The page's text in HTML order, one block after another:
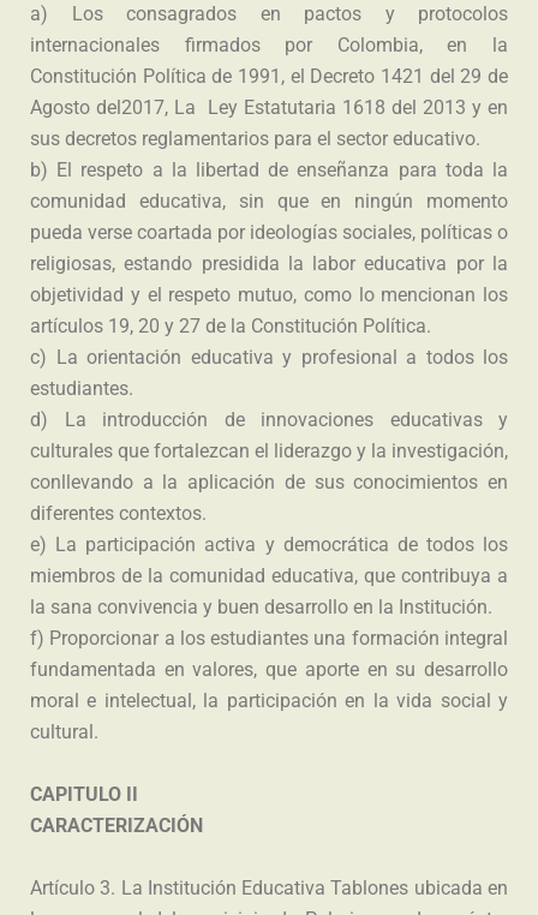
a) Los consagrados en pactos y protocolos
internacionales firmados por Colombia, en la
Constitución Política de 1991, el Decreto 1421 del 29 de
Agosto del2017, La Ley Estatutaria 1618 del 2013 y en
sus decretos reglamentarios para el sector educativo.
b) El respeto a la libertad de enseñanza para toda la
comunidad educativa, sin que en ningún momento
pueda verse coartada por ideologías sociales, políticas o
religiosas, estando presidida la labor educativa por la
objetividad y el respeto mutuo, como lo mencionan los
artículos 19, 20 y 27 de la Constitución Política.
c) La orientación educativa y profesional a todos los
estudiantes.
d) La introducción de innovaciones educativas y
culturales que fortalezcan el liderazgo y la investigación,
conllevando a la aplicación de sus conocimientos en
diferentes contextos.
e) La participación activa y democrática de todos los
miembros de la comunidad educativa, que contribuya a
la sana convivencia y buen desarrollo en la Institución.
f) Proporcionar a los estudiantes una formación integral
fundamentada en valores, que aporte en su desarrollo
moral e intelectual, la participación en la vida social y
cultural.
CAPITULO II
CARACTERIZACIÓN
Artículo 3. La Institución Educativa Tablones ubicada en